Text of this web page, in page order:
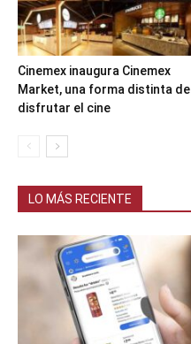
Cinemex inaugura Cinemex
Market, una forma distinta de
disfrutar el cine
LO MÁS RECIENTE